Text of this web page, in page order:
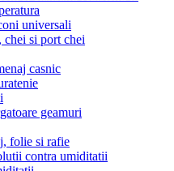
universali
si port chei
casnic
geamuri
folie si rafie
contra umiditatii